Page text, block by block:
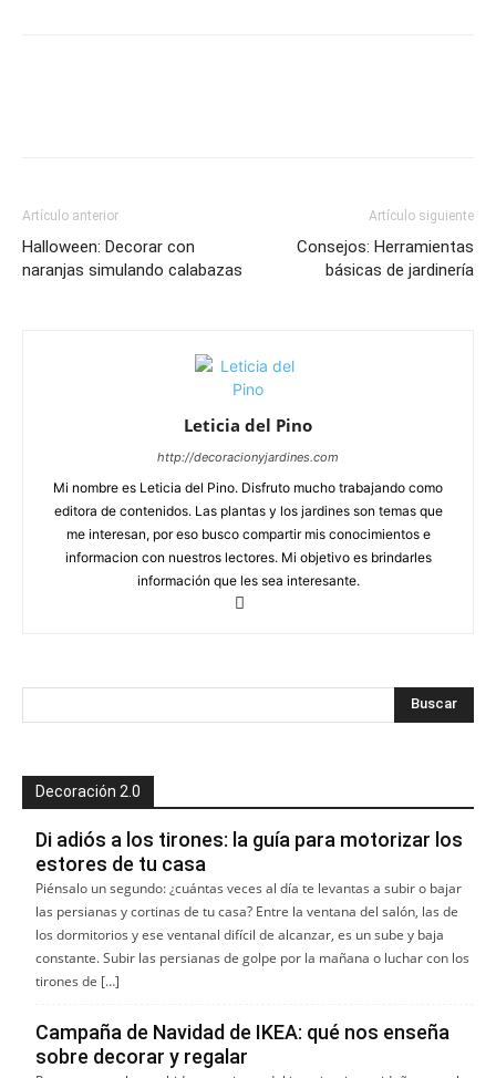
Artículo anterior
Halloween: Decorar con
naranjas simulando calabazas
Artículo siguiente
Consejos: Herramientas
básicas de jardinería
Leticia del Pino
http://decoracionyjardines.com
Mi nombre es Leticia del Pino. Disfruto mucho trabajando como
editora de contenidos. Las plantas y los jardines son temas que
me interesan, por eso busco compartir mis conocimientos e
informacion con nuestros lectores. Mi objetivo es brindarles
información que les sea interesante.
Decoración 2.0
Di adiós a los tirones: la guía para motorizar los
estores de tu casa
Piénsalo un segundo: ¿cuántas veces al día te levantas a subir o bajar
las persianas y cortinas de tu casa? Entre la ventana del salón, las de
los dormitorios y ese ventanal difícil de alcanzar, es un sube y baja
constante. Subir las persianas de golpe por la mañana o luchar con los
tirones de […]
Campaña de Navidad de IKEA: qué nos enseña
sobre decorar y regalar